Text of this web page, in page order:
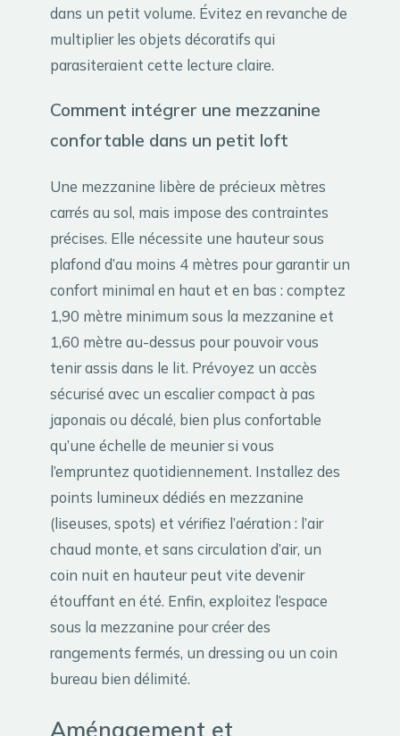
dans un petit volume. Évitez en revanche de
multiplier les objets décoratifs qui
parasiteraient cette lecture claire.
Comment intégrer une mezzanine
confortable dans un petit loft
Une mezzanine libère de précieux mètres
carrés au sol, mais impose des contraintes
précises. Elle nécessite une hauteur sous
plafond d’au moins 4 mètres pour garantir un
confort minimal en haut et en bas : comptez
1,90 mètre minimum sous la mezzanine et
1,60 mètre au-dessus pour pouvoir vous
tenir assis dans le lit. Prévoyez un accès
sécurisé avec un escalier compact à pas
japonais ou décalé, bien plus confortable
qu’une échelle de meunier si vous
l’empruntez quotidiennement. Installez des
points lumineux dédiés en mezzanine
(liseuses, spots) et vérifiez l’aération : l’air
chaud monte, et sans circulation d’air, un
coin nuit en hauteur peut vite devenir
étouffant en été. Enfin, exploitez l’espace
sous la mezzanine pour créer des
rangements fermés, un dressing ou un coin
bureau bien délimité.
Aménagement et